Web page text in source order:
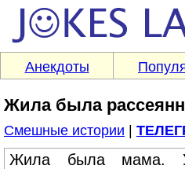
Анекдоты
Жила была
Смешные истории
Жила была мама.